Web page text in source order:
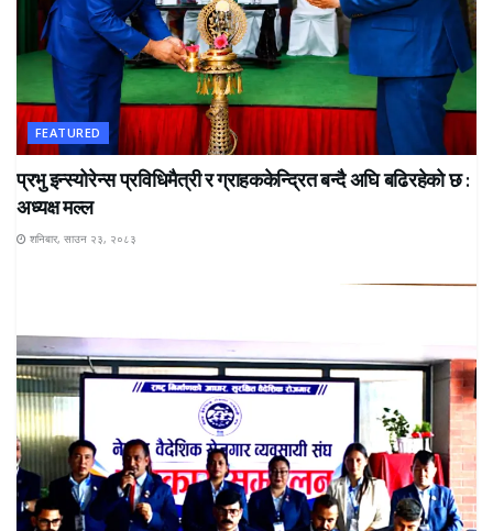
FEATURED
प्रभु इन्स्योरेन्स प्रविधिमैत्री र ग्राहककेन्द्रित बन्दै अघि बढिरहेको छ :
अध्यक्ष मल्ल
शनिबार, साउन २३, २०८३